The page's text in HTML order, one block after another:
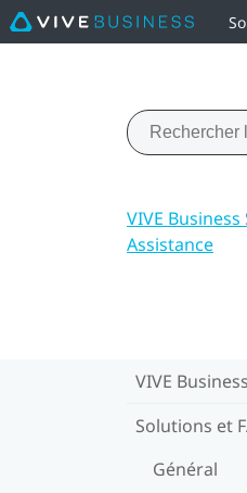
VIVE
Assistance
VIVE
Solutions et
Général